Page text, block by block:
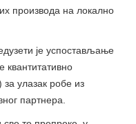
производа на локално
је успостављање
квантитативно
улазак робе из
партнера.